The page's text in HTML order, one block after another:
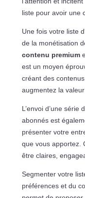
liste pour avoir une
Une fois votre liste
de la monétisation
contenu premium
est un moyen
créant des
augmentez la
L’envoi d’une série
abonnés est
présenter votre
que vous apportez.
être claires,
Segmenter votre
préférences et du